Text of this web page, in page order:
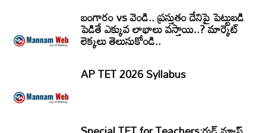
బంగారం vs వెండి.. ప్రస్తుతం దేనిపై పెట్టుబడి
పెడితే ఎక్కువ లాభాలు వస్తాయి..? మార్కెట్
లెక్కలు తెలుసుకోండి..
AP TET 2026 Syllabus